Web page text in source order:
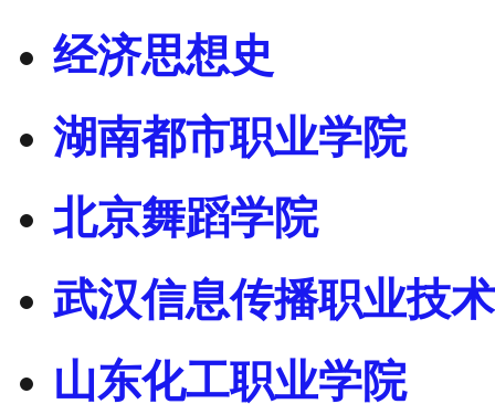
经济思想史
湖南都市职业学院
北京舞蹈学院
武汉信息传播职业技
山东化工职业学院